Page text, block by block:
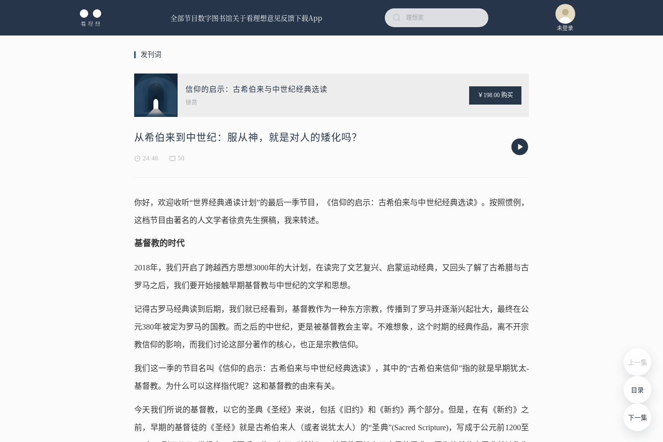
全部节目数字图书馆关于看理想意见反馈下载App
未登录
发刊词
信仰的启示：古希伯来与中世纪经典选读
徐贲
￥198.00 购买
从希伯来到中世纪：服从神，就是对人的矮化吗？
24:46 50
上一集
目录
下一集
你好，欢迎收听“世界经典通读计划”的最后一季节目，《信仰的启示：古希伯来与中世纪经典选读》。按照惯例，
这档节目由著名的人文学者徐贲先生撰稿，我来转述。
基督教的时代
2018年，我们开启了跨越西方思想3000年的大计划，在读完了文艺复兴、启蒙运动经典，又回头了解了古希腊与古
罗马之后，我们要开始接触早期基督教与中世纪的文学和思想。
记得古罗马经典读到后期，我们就已经看到，基督教作为一种东方宗教，传播到了罗马并逐渐兴起壮大，最终在公
元380年被定为罗马的国教。而之后的中世纪，更是被基督教会主宰。不难想象，这个时期的经典作品，离不开宗
教信仰的影响，而我们讨论这部分著作的核心，也正是宗教信仰。
我们这一季的节目名叫《信仰的启示：古希伯来与中世纪经典选读》，其中的“古希伯来信仰”指的就是早期犹太-
基督教。为什么可以这样指代呢？这和基督教的由来有关。
今天我们所说的基督教，以它的圣典《圣经》来说，包括《旧约》和《新约》两个部分。但是，在有《新约》之
前，早期的基督徒的《圣经》就是古希伯来人（或者说犹太人）的“圣典”(Sacred Scripture)，写成于公元前1200至